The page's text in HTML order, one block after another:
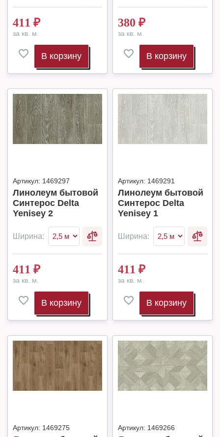
411 ₽
за кв. м.
В корзину
380 ₽
за кв. м.
В корзину
Артикул: 1469297
Линолеум бытовой
Синтерос Delta
Yenisey 2
Ширина:
411 ₽
за кв. м.
В корзину
Артикул: 1469291
Линолеум бытовой
Синтерос Delta
Yenisey 1
Ширина:
411 ₽
за кв. м.
В корзину
Артикул: 1469275 Артикул: 1469266